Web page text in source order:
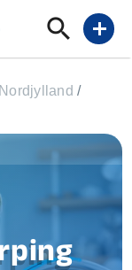
add
Nordjylland /